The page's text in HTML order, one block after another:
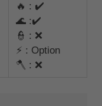
🔥 : ✔️
🌊 :✔️
👮 : ❌
⚡ : Option
🪓 : ❌